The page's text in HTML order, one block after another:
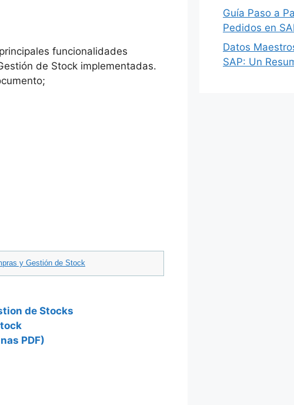
funcionalidades
de Stock implementadas.
y Gestión de Stock
de Stocks
PDF)
Guía Paso a
Pedidos en
Datos
SAP: Un